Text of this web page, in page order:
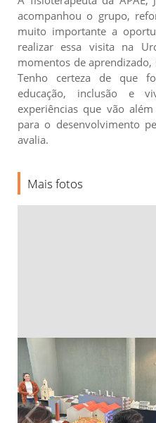
acompanhou o grupo,
muito importante a
realizar essa visita na
momentos de aprendizado,
Tenho certeza de que
educação, inclusão e
experiências que vão
para o desenvolvimento
avalia.
Mais fotos